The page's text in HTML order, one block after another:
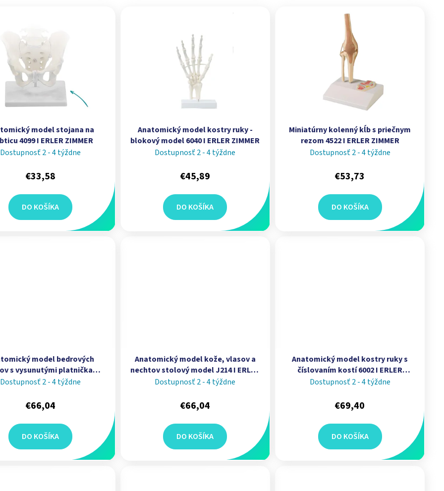
model stojana na
4099 I ERLER ZIMMER
Dostupnosť 2 - 4 týždne
€33,58
DO KOŠÍKA
Anatomický model kostry ruky -
blokový model 6040 I ERLER ZIMMER
Dostupnosť 2 - 4 týždne
€45,89
DO KOŠÍKA
Miniatúrny kolenný kĺb s priečnym
rezom 4522 I ERLER ZIMMER
Dostupnosť 2 - 4 týždne
€53,73
DO KOŠÍKA
model bedrových
s vysunutými platničkami
4047 I ERLER ZIMMER
Dostupnosť 2 - 4 týždne
€66,04
DO KOŠÍKA
Anatomický model kože, vlasov a
nechtov stolový model J214 I ERLER
ZIMMER
Dostupnosť 2 - 4 týždne
€66,04
DO KOŠÍKA
Anatomický model kostry ruky s
číslovaním kostí 6002 I ERLER
ZIMMER
Dostupnosť 2 - 4 týždne
€69,40
DO KOŠÍKA